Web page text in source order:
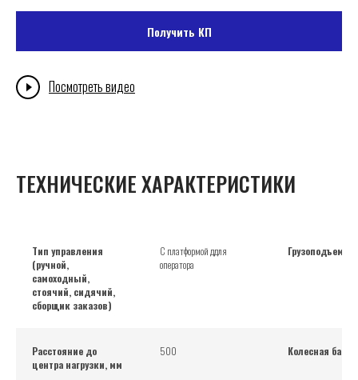
Получить КП
Посмотреть видео
ТЕХНИЧЕСКИЕ ХАРАКТЕРИСТИКИ
Тип управления
(ручной,
самоходный,
стоячий, сидячий,
сборщик заказов)
С платформой ддля
оператора
Расстояние до
центра нагрузки, мм
500 Колесная база,